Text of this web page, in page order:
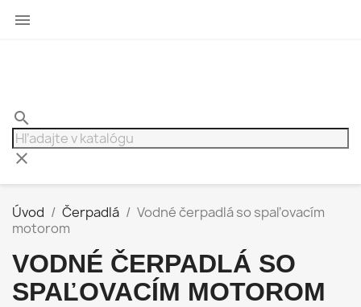

search
clear
Úvod Čerpadlá
Vodné čerpadlá so spaľovacím
motorom
VODNÉ ČERPADLÁ SO
SPAĽOVACÍM MOTOROM